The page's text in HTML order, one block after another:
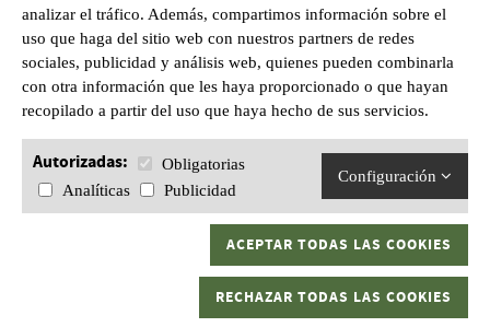
analizar el tráfico. Además, compartimos información sobre el
uso que haga del sitio web con nuestros partners de redes
sociales, publicidad y análisis web, quienes pueden combinarla
con otra información que les haya proporcionado o que hayan
recopilado a partir del uso que haya hecho de sus servicios.
Autorizadas:
Obligatorias
Analíticas
Publicidad
Configuración
ACEPTAR TODAS LAS COOKIES
RECHAZAR TODAS LAS COOKIES
WhatsApp:
601628210
Gran Kaptura, S.L.U C/ Sant Pau, 1 17600 Figueres, Girona.